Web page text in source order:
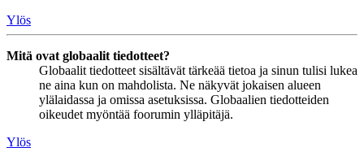
Ylös
Mitä ovat globaalit tiedotteet?
Globaalit tiedotteet sisältävät tärkeää tietoa ja sinun tulisi lukea
ne aina kun on mahdolista. Ne näkyvät jokaisen alueen
ylälaidassa ja omissa asetuksissa. Globaalien tiedotteiden
oikeudet myöntää foorumin ylläpitäjä.
Ylös